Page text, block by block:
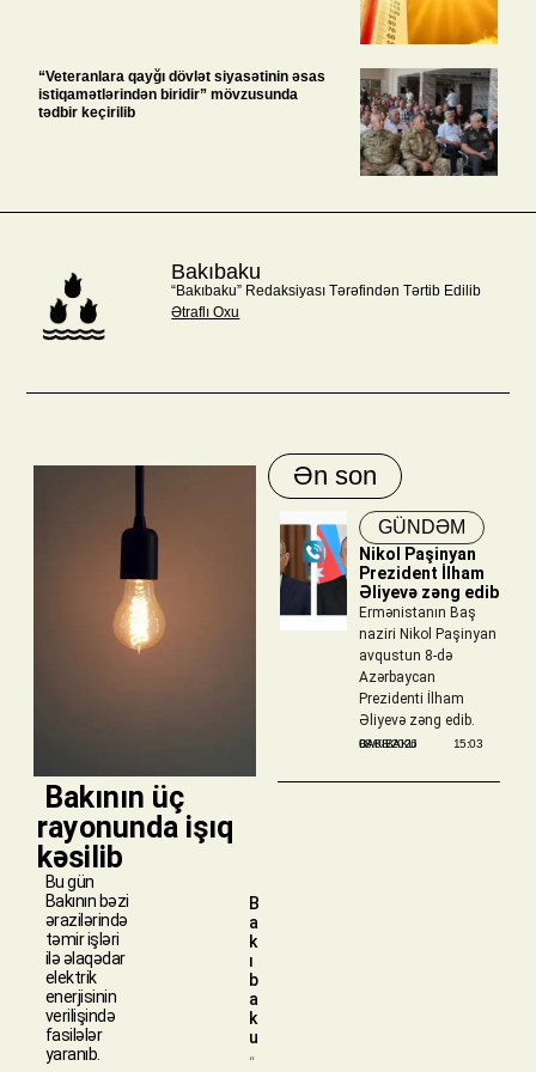
“Veteranlara qayğı dövlət siyasətinin əsas
istiqamətlərindən biridir” mövzusunda
tədbir keçirilib
Bakıbaku
“Bakıbaku” Redaksiyası Tərəfindən Tərtib Edilib
Ətraflı Oxu
​ Bakının üç
rayonunda işıq
kəsilib
Bu gün
Bakının bəzi
ərazilərində
təmir işləri
ilə əlaqədar
elektrik
enerjisinin
verilişində
fasilələr
yaranıb.
B
a
k
ı
b
a
k
u
“
Ən son
GÜNDƏM
Nikol Paşinyan
Prezident İlham
Əliyevə zəng edib
Ermənistanın Baş
naziri Nikol Paşinyan
avqustun 8-də
Azərbaycan
Prezidenti İlham
Əliyevə zəng edib.
BAKIBAKU
08/08/2026 15:03